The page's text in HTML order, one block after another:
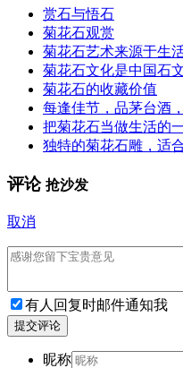
赏石与悟石
菊花石观赏
菊花石艺术来源于生
菊花石文化是中国石
菊花石的收藏价值
每逢佳节，品茅台酒
把菊花石当做生活的
独特的菊花石雕，适
评论 抢沙发
取消
有人回复时邮件通知我
提交评论
昵称